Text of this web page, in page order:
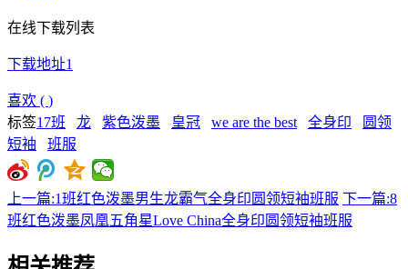
在线下载列表
下载地址1
喜欢 ( )
标签17班 龙 紫色泼墨 皇冠 we are the best 全身印
圆领
短袖
班服
上一篇:1班红色泼墨男生龙霸气全身印圆领短袖班服 下一篇:8
班红色泼墨凤凰五角星Love China全身印圆领短袖班服